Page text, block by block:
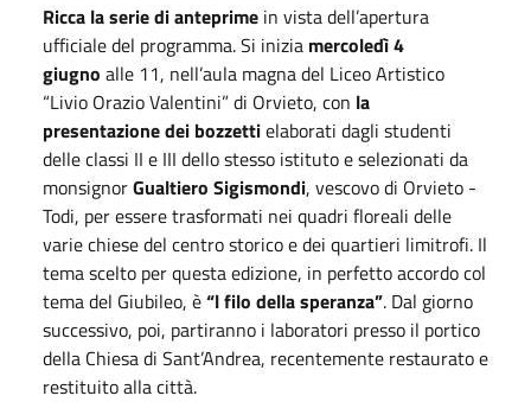
Ricca la serie di anteprime in vista dell’apertura
ufficiale del programma. Si inizia mercoledì 4
giugno alle 11, nell’aula magna del Liceo Artistico
“Livio Orazio Valentini” di Orvieto, con la
presentazione dei bozzettielaborati dagli studenti
delle classi II e III dello stesso istituto e selezionati da
monsignorGualtiero Sigismondi, vescovo di Orvieto -
Todi, per essere trasformati nei quadri floreali delle
varie chiese del centro storico e dei quartieri limitrofi. Il
tema scelto per questa edizione, in perfetto accordo col
tema del Giubileo, è“l filo della speranza”. Dal giorno
successivo, poi, partiranno i laboratori presso il portico
della Chiesa di Sant’Andrea, recentemente restaurato e
restituito alla città.